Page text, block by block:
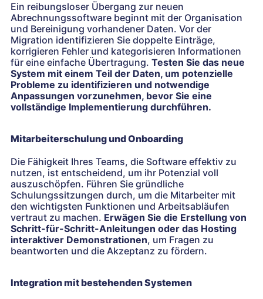
Ein reibungsloser Übergang zur neuen
Abrechnungssoftware beginnt mit der Organisation
und Bereinigung vorhandener Daten. Vor der
Migration identifizieren Sie doppelte Einträge,
korrigieren Fehler und kategorisieren Informationen
für eine einfache Übertragung. Testen Sie das neue
System mit einem Teil der Daten, um potenzielle
Probleme zu identifizieren und notwendige
Anpassungen vorzunehmen, bevor Sie eine
vollständige Implementierung durchführen.
Mitarbeiterschulung und Onboarding
Die Fähigkeit Ihres Teams, die Software effektiv zu
nutzen, ist entscheidend, um ihr Potenzial voll
auszuschöpfen. Führen Sie gründliche
Schulungssitzungen durch, um die Mitarbeiter mit
den wichtigsten Funktionen und Arbeitsabläufen
vertraut zu machen. Erwägen Sie die Erstellung von
Schritt-für-Schritt-Anleitungen oder das Hosting
interaktiver Demonstrationen, um Fragen zu
beantworten und die Akzeptanz zu fördern.
Integration mit bestehenden Systemen